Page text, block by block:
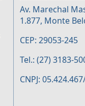
Av. Marechal
1.877, Monte
CEP: 29053-245
Tel.: (27) 3183-
CNPJ: